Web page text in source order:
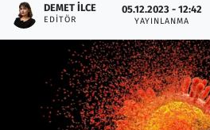
DEMET İLCE
EDITÖR
05.12.2023 - 12:42
YAYINLANMA
Otomobil
Oyun
Ramazan